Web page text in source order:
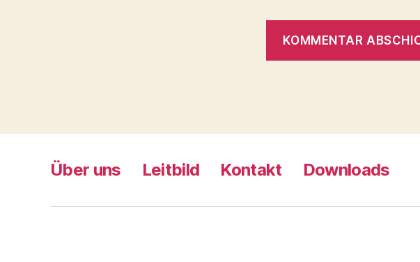
Über uns Leitbild Kontakt Downloads